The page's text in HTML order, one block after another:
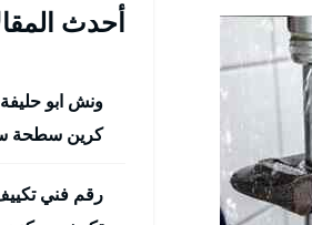
أحدث
كرين سطحة